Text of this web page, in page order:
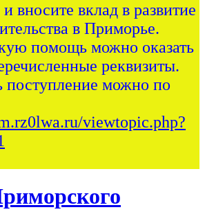
вносите вклад в развитие
в Приморье.
помощь можно оказать
реквизиты.
поступление можно по
viewtopic.php?